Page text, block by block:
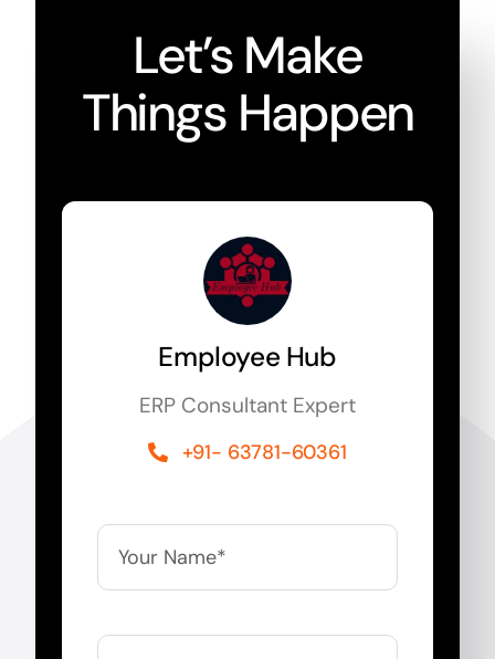
Let’s Make
Things Happen
Employee Hub
ERP Consultant Expert
+91- 63781-60361